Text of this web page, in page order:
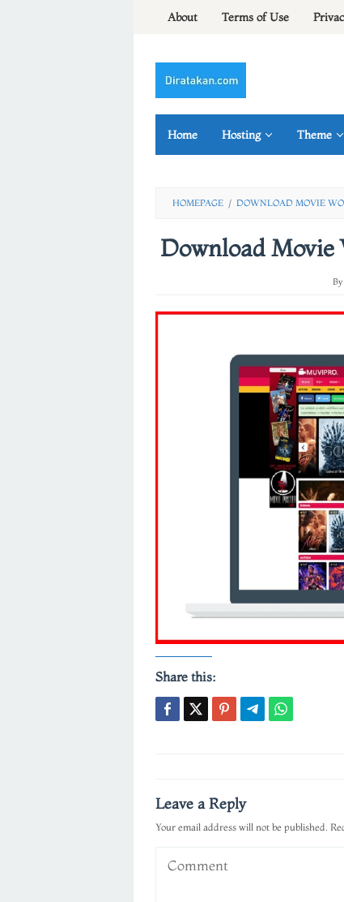
About Terms of Use
Home Hosting Theme
HOMEPAGE / DOWNLOAD MOVIE
Download Movie
By
Share this:
navigation
Leave a Reply
Your email address will not be published.